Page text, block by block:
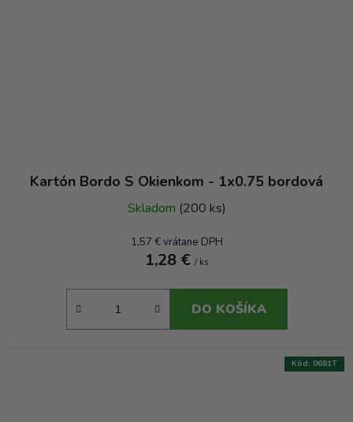
Kartón Bordo S Okienkom - 1x0.75 bordová
Skladom (200 ks)
1,57 € vrátane DPH
1,28 € / ks
DO KOŠÍKA
Kód: 0681T